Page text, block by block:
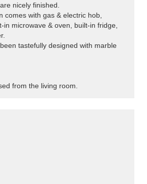
nicely finished.
comes with gas & electric hob,
in microwave & oven, built-in fridge,
tastefully designed with marble
from the living room.